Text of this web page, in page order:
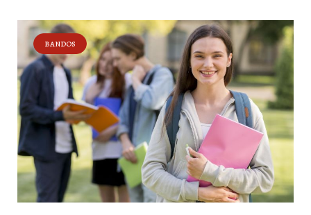
BANDOS